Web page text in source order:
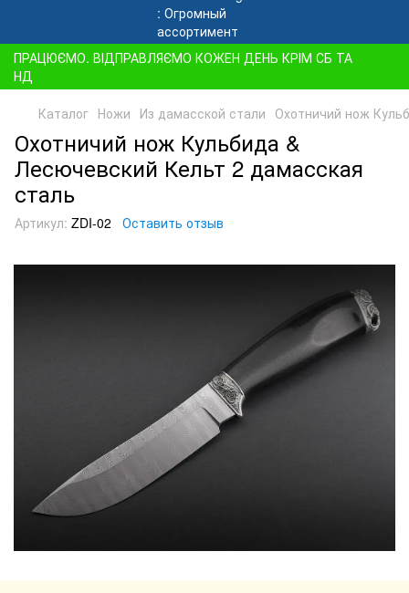
ПРАЦЮЄМО. ВІДПРАВЛЯЄМО КОЖЕН ДЕНЬ КРІМ СБ ТА
НД
Каталог Ножи Из дамасской стали Охотничий нож
Охотничий нож Кульбида &
Лесючевский Кельт 2 дамасская
сталь
Артикул: ZDI-02 Оставить отзыв